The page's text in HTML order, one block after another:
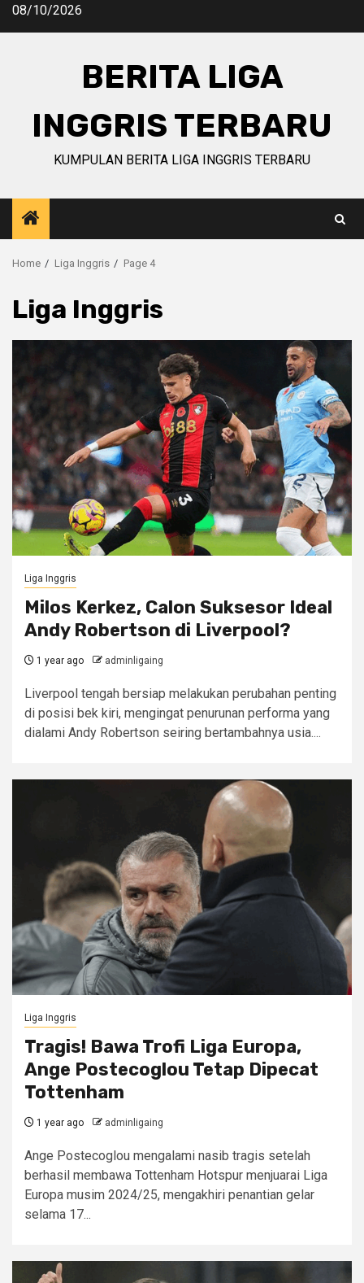
Skip08/10/2026
BERITA LIGA
INGGRIS TERBARU
KUMPULAN BERITA LIGA INGGRIS TERBARU
Home Liga Inggris Page 4
Liga Inggris
Liga Inggris
Milos Kerkez, Calon Suksesor Ideal
Andy Robertson di Liverpool?
1 year ago adminligaing
Liverpool tengah bersiap melakukan perubahan penting
di posisi bek kiri, mengingat penurunan performa yang
dialami Andy Robertson seiring bertambahnya usia....
Liga Inggris
Tragis! Bawa Trofi Liga Europa,
Ange Postecoglou Tetap Dipecat
Tottenham
1 year ago adminligaing
Ange Postecoglou mengalami nasib tragis setelah
berhasil membawa Tottenham Hotspur menjuarai Liga
Europa musim 2024/25, mengakhiri penantian gelar
selama 17...